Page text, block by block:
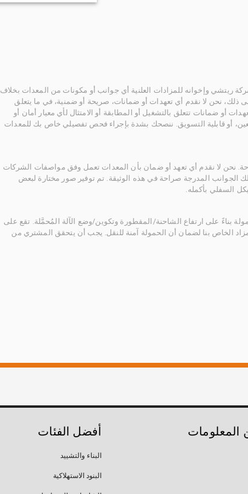
ريتشي وإخوانه للمزادات العلنية أي جوانب أو مكونات من المعدات بخلاف
نحن لا نقدم أي تعهدات أو ضمانات، صريحة أو ضمنية، في ما يتعلق
أو ضمانات تتعلق بالتشغيل أو المطابقة أو الامتثال لأي معيار أمان أو
أو قابلية التسويق. ننصحك بشدة بإجراء فحص تفصيلي خاص بك للمعدات
نحن لا نقدم أي تعهد أو ضمان بأن المعدات تعمل وفق مواصفات الشركات
الجوانب المدرجة صراحة في هذه الوثيقة. تم توفير صور مختارة لبعض
السفلي بأكمله.
بناءً على ارتفاع الشاحنة/المقطورة وتكوين/وضع الآلة المُحمَّلة. تقع على
الخاص بنا لضمان أن الحمولة آمنة للنقل. يجب أن يتحقق المشتري من
المعلومات أفضل الفئات
البناء والتشييد
البنود الاستهلاكية